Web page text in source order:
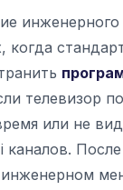
когда
телевизор
или не
каналов.